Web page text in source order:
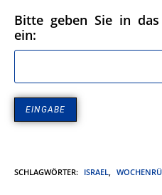
Bitte geben Sie in
ein:
SCHLAGWÖRTER: ISRAEL,